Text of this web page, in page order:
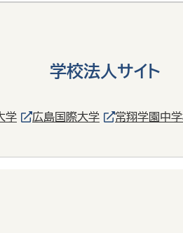
学校法人サイト
学 広島国際大学 常翔学園中学